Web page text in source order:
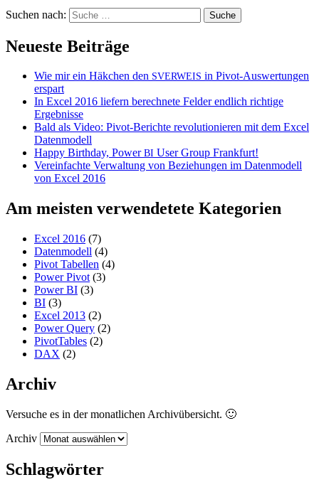
Suchen nach:
Neueste Beiträge
Wie mir ein Häkchen den SVERWEIS in Pivot-Auswertungen
erspart
In Excel 2016 liefern berechnete Felder endlich richtige
Ergebnisse
Bald als Video: Pivot-Berichte revolutionieren mit dem Excel
Datenmodell
Happy Birthday, PowerBI User Group Frankfurt!
Vereinfachte Verwaltung von Beziehungen im Datenmodell
von Excel 2016
Am meisten verwendetete Kategorien
Excel 2016 (7)
Datenmodell (4)
Pivot Tabellen (4)
Power Pivot (3)
Power BI (3)
BI (3)
Excel 2013 (2)
Power Query (2)
PivotTables (2)
DAX (2)
Archiv
Versuche es in der monatlichen Archivübersicht. 🙂
Archiv
Schlagwörter